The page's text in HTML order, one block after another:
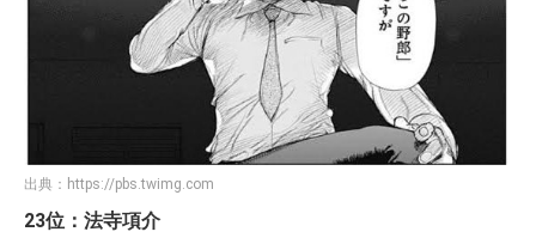
出典： https://pbs.twimg.com
23位：法寺項介